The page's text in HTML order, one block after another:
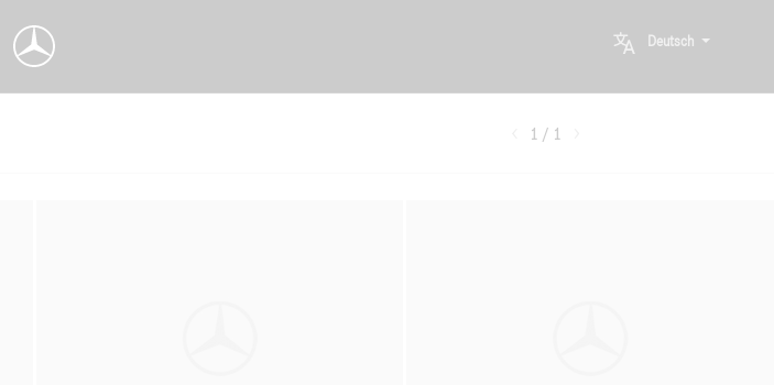
Deutsch
1 / 1